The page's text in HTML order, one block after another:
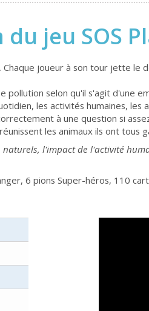
jeu SOS
Chaque joueur à son tour jette le
pollution selon qu'il s'agit d'une
les activités humaines, les
à une question si
les animaux ils ont tous
l'impact de l'activité
6 pions Super-héros, 110